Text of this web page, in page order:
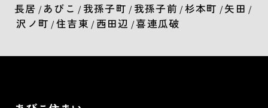
長居 / あびこ / 我孫子町 / 我孫子前 / 杉本町 / 矢田 /
沢ノ町 / 住吉東 / 西田辺 /喜連瓜破